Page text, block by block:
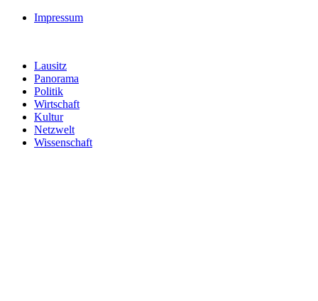
Impressum
Lausitz
Panorama
Politik
Wirtschaft
Kultur
Netzwelt
Wissenschaft